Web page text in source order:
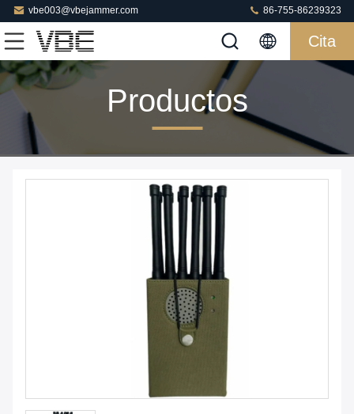
vbe003@vbejammer.com 86-755-86239323
Cita
Productos